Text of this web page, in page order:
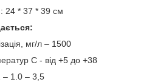
24 * 37 * 39 см
мг/л – 1500
С - від +5 до +38
– 1.0 – 3,5